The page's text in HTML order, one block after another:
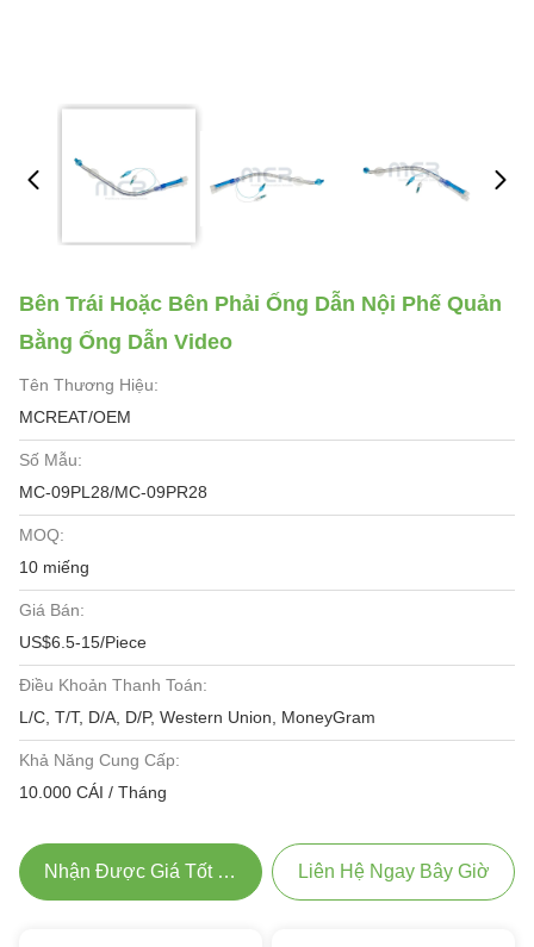
Bên Trái Hoặc Bên Phải Ống Dẫn Nội Phế Quản
Bằng Ống Dẫn Video
Tên Thương Hiệu:
MCREAT/OEM
Số Mẫu:
MC-09PL28/MC-09PR28
MOQ:
10 miếng
Giá Bán:
US$6.5-15/Piece
Điều Khoản Thanh Toán:
L/C, T/T, D/A, D/P, Western Union, MoneyGram
Khả Năng Cung Cấp:
10.000 CÁI / Tháng
Nhận Được Giá Tốt Nhất Liên Hệ Ngay Bây Giờ